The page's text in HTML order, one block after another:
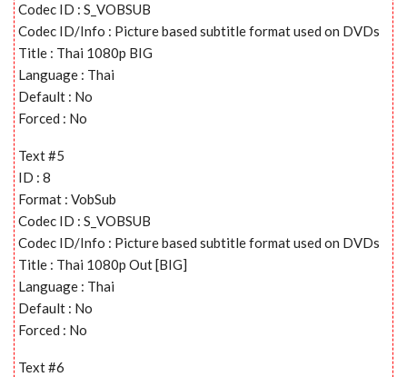
Codec ID : S_VOBSUB
Codec ID/Info : Picture based subtitle format used on DVDs
Title : Thai 1080p BIG
Language : Thai
Default : No
Forced : No
Text #5
ID : 8
Format : VobSub
Codec ID : S_VOBSUB
Codec ID/Info : Picture based subtitle format used on DVDs
Title : Thai 1080p Out [BIG]
Language : Thai
Default : No
Forced : No
Text #6